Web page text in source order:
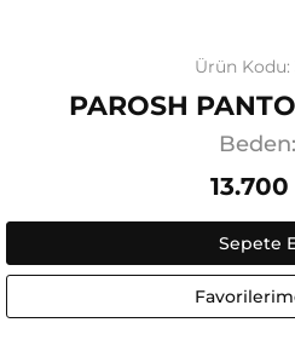
Ürün Kodu:
PAROSH
13.700
Sepete